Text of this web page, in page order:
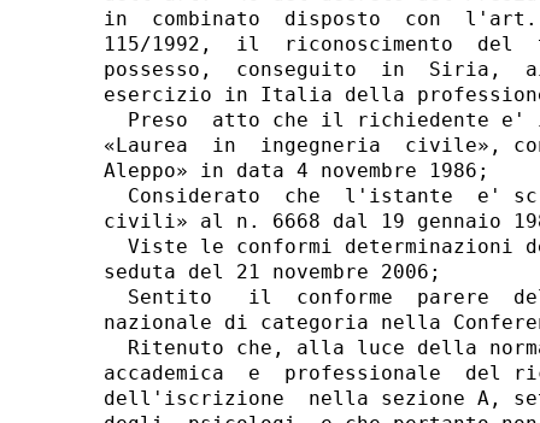
in  combinato  disposto  con
115/1992,  il  riconoscimento
possesso,  conseguito  in  Siria,
esercizio in Italia della
Preso  atto che il richiedente e'
«Laurea  in  ingegneria  civile»,
Aleppo» in data 4 novembre 1986;
Considerato  che  l'istante  e'
civili» al n. 6668 dal 19 gennaio
Viste le conformi determinazioni
seduta del 21 novembre 2006;
Sentito   il  conforme  parere
nazionale di categoria nella
Ritenuto che, alla luce della
accademica  e  professionale  del
dell'iscrizione  nella sezione A,